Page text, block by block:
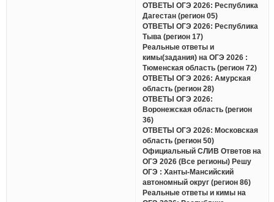
ОТВЕТЫ ОГЭ 2026: Республика
Дагестан (регион 05)
ОТВЕТЫ ОГЭ 2026: Республика
Тыва (регион 17)
Реальные ответы и
кимы(задания) на ОГЭ 2026 :
Тюменская область (регион 72)
ОТВЕТЫ ОГЭ 2026: Амурская
область (регион 28)
ОТВЕТЫ ОГЭ 2026:
Воронежская область (регион
36)
ОТВЕТЫ ОГЭ 2026: Московская
область (регион 50)
Официальный СЛИВ Ответов на
ОГЭ 2026 (Все регионы) Решу
ОГЭ : Ханты-Мансийский
автономный округ (регион 86)
Реальные ответы и кимы на